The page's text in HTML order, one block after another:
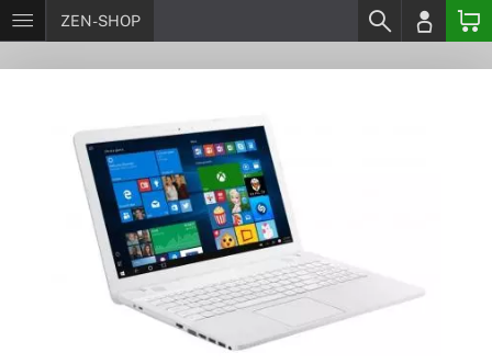
ZEN-SHOP